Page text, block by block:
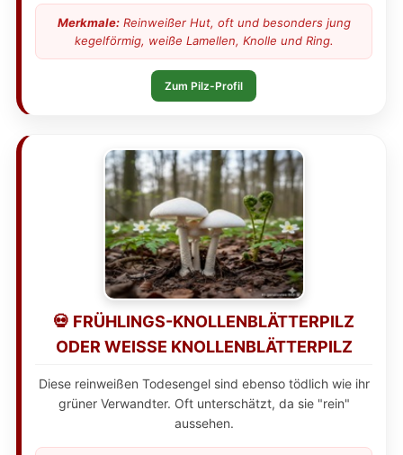
Merkmale:Reinweißer Hut, oft und besonders jung
kegelförmig, weiße Lamellen, Knolle und Ring.
Zum Pilz-Profil
💀 FRÜHLINGS-KNOLLENBLÄTTERPILZ
ODER WEISSE KNOLLENBLÄTTERPILZ
Diese reinweißen Todesengel sind ebenso tödlich wie ihr
grüner Verwandter. Oft unterschätzt, da sie "rein"
aussehen.